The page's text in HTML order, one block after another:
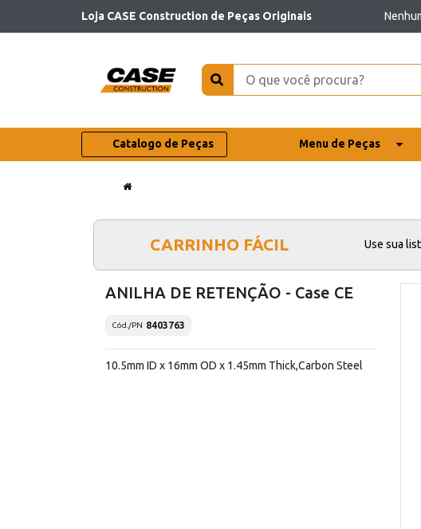
Loja CASE Construction de Peças Originais
Catalogo de Peças Menu de Peças
CARRINHO FÁCIL Use sua
ANILHA DE RETENÇÃO - Case CE
Cód./PN 8403763
10.5mm ID x 16mm OD x 1.45mm Thick,Carbon Steel